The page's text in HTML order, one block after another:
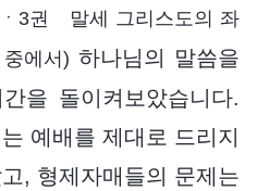
3권 말세 그리스도의 좌
에서) 하나님의 말씀을
을 돌이켜보았습니다.
예배를 제대로 드리지
, 형제자매들의 문제는